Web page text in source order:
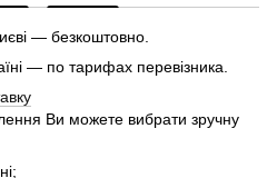
— безкоштовно.
— по тарифах перевізника.
Ви можете вибрати зручну